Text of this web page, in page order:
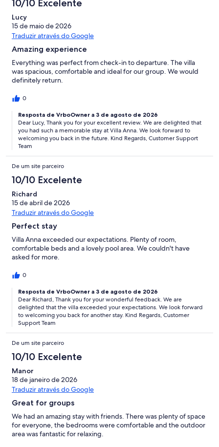
10/10 Excelente
Lucy
15 de maio de 2026
Traduzir através do Google
Amazing experience
Everything was perfect from check-in to departure. The villa
was spacious, comfortable and ideal for our group. We would
definitely return.
0
Resposta de VrboOwner a 3 de agosto de 2026
Dear Lucy, Thank you for your excellent review. We are delighted that
you had such a memorable stay at Villa Anna. We look forward to
welcoming you back in the future. Kind Regards, Customer Support
Team
De um site parceiro
10/10 Excelente
Richard
15 de abril de 2026
Traduzir através do Google
Perfect stay
Villa Anna exceeded our expectations. Plenty of room,
comfortable beds and a lovely pool area. We couldn't have
asked for more.
0
Resposta de VrboOwner a 3 de agosto de 2026
Dear Richard, Thank you for your wonderful feedback. We are
delighted that the villa exceeded your expectations. We look forward
to welcoming you back for another stay. Kind Regards, Customer
Support Team
De um site parceiro
10/10 Excelente
Manor
18 de janeiro de 2026
Traduzir através do Google
Great for groups
We had an amazing stay with friends. There was plenty of space
for everyone, the bedrooms were comfortable and the outdoor
area was fantastic for relaxing.